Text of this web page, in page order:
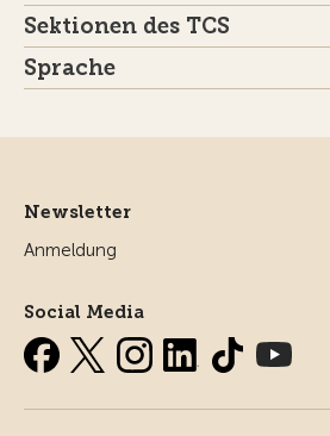
Sektionen des TCS
Sprache
Newsletter
Anmeldung
Social Media